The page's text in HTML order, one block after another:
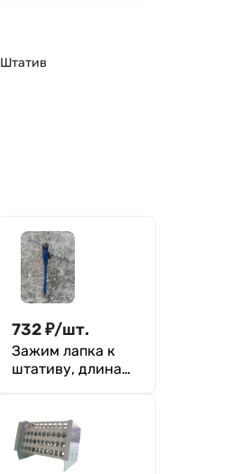
Штатив
732₽/шт.
Зажим лапка к
штативу, длина
металл